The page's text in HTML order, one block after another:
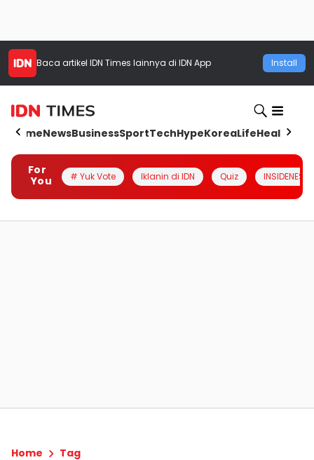
Baca artikel IDN Times lainnya di IDN App Install
HomeNewsBusinessSportTechHypeKoreaLifeHealth
For
You
# Yuk Vote Iklanin di IDN Quiz INSIDENESIA
Home Tag